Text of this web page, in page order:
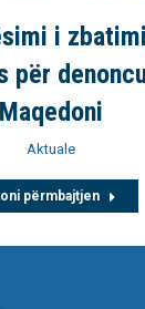
i
për
Maqedoni
Aktuale
përmbajtjen